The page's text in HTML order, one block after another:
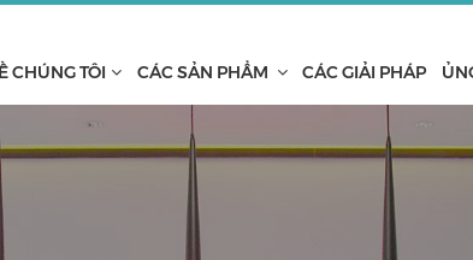
CHÚNG TÔI CÁC SẢN PHẨM CÁC GIẢI PHÁP